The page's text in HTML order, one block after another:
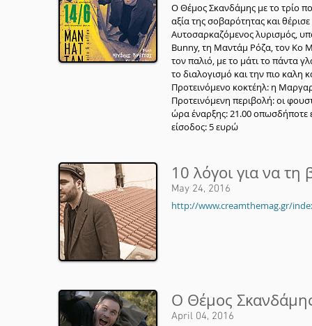
Ο Θέμος Σκανδάμης με το τρίο
αξία της σοβαρότητας και
Αυτοσαρκαζόμενος λυρισμός,
Bunny, τη Μαντάμ Ρόζα, τον Κο
τον παλιό, με το μάτι το πάντα
το διαλογισμό και την πιο καλη
Προτεινόμενο κοκτέηλ: η
Προτεινόμενη περιβολή: οι
ώρα έναρξης: 21.00 οπωσδήποτε
είσοδος: 5 ευρώ
10 λόγοι για να
May 24, 2016
http://www.creamthemag.gr/
Ο Θέμος
April 04, 2016